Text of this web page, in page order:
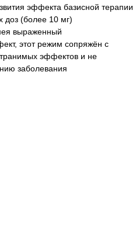
эффекта базисной терапии
доз (более 10 мг)
выраженный
этот режим сопряжён с
эффектов и не
заболевания